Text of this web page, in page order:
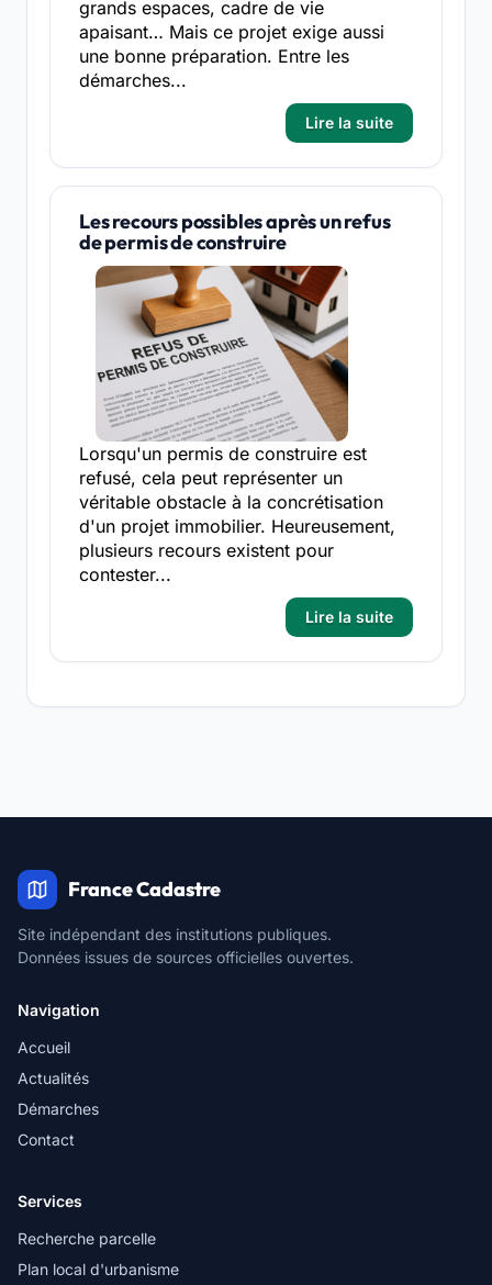
grands espaces, cadre de vie
apaisant… Mais ce projet exige aussi
une bonne préparation. Entre les
démarches...
Lire la suite
Les recours possibles après un refus
de permis de construire
Lorsqu'un permis de construire est
refusé, cela peut représenter un
véritable obstacle à la concrétisation
d'un projet immobilier. Heureusement,
plusieurs recours existent pour
contester...
Lire la suite
France Cadastre
Site indépendant des institutions publiques.
Données issues de sources officielles ouvertes.
Navigation
Accueil
Actualités
Démarches
Contact
Services
Recherche parcelle
Plan local d'urbanisme